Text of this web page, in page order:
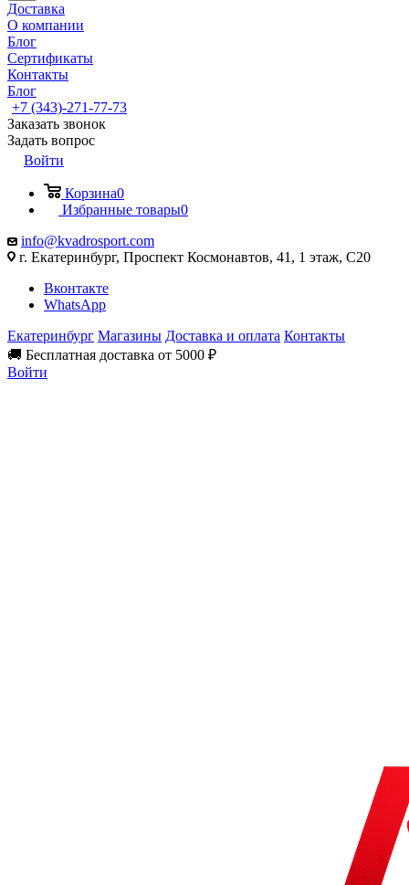
Доставка
О компании
Блог
Сертификаты
Контакты
Блог
+7 (343)-271-77-73
Заказать звонок
Задать вопрос
Войти
Корзина0
Избранные товары0
info@kvadrosport.com
г. Екатеринбург, Проспект Космонавтов, 41, 1 этаж, С20
Вконтакте
WhatsApp
Екатеринбург Магазины Доставка и оплата Контакты
🚚 Бесплатная доставка от 5000 ₽
Войти